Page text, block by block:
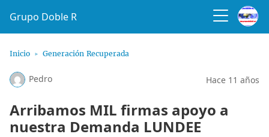
Grupo Doble R
Inicio Generación Recuperada
Pedro Hace 11 años
Arribamos MIL firmas apoyo a
nuestra Demanda LUNDEE